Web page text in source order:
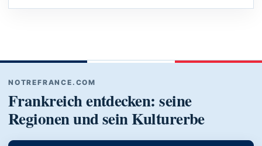
NOTREFRANCE.COM
Frankreich entdecken: seine
Regionen und sein Kulturerbe